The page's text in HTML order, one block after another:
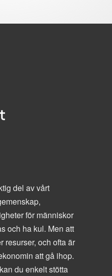
del av vårt
för människor
och ha kul. Men att
resurser, och ofta är
att gå ihop.
du enkelt stötta